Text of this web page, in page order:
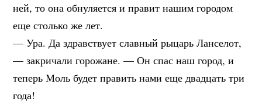
ней, то она обнуляется и правит нашим городом
еще столько же лет.
— Ура. Да здравствует славный рыцарь Ланселот,
— закричали горожане. — Он спас наш город, и
теперь Моль будет править нами еще двадцать три
года!